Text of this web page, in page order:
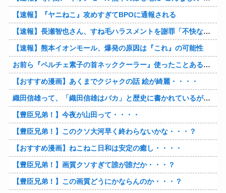
【速報】『ヤニねこ』攻めすぎてBPOに通報される
【速報】長瀬智也さん、すね毛ハラスメントを謝罪「不快な思いをさせて申し訳ありませんでした」
【速報】熊本イオンモール、爆発の原因は『これ』の可能性
お前ら『ペルチェ素子の首ネッククーラー』使ったことあるか？
【おすすめ漫画】あくまでクジャクの話 絵が綺麗・・・・
織田信雄って、「織田信雄はバカ」と歴史に書かれているが今まで家が残っているんでバカではないよな？
【豊臣兄弟！】今夜が山田って・・・・
【豊臣兄弟！】このクソ大河早く終わらないかな・・・？
【おすすめ漫画】ねこねこ日和は安定の癒し・・・・
【豊臣兄弟！】画質クソすぎて誰が誰だか・・・？
【豊臣兄弟！】この画質どうにかならんのか・・・？